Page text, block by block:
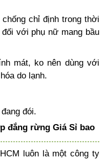
chỉ định trong thời
với phụ nữ mang bầu
mát, ko nên dùng với
do lạnh.
đói.
đắng rừng Giá Sỉ bao
luôn là một công ty